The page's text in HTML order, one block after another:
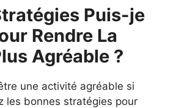
Puis-je
Rendre La
Agréable ?
une activité agréable si
les bonnes stratégies pour